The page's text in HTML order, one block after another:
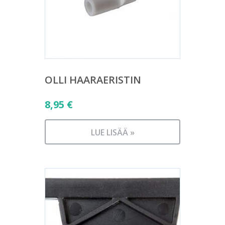
OLLI HAARAERISTIN
8,95 €
LUE LISÄÄ »